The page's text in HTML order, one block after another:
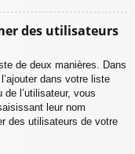
des utilisateurs
de deux manières. Dans
dans votre liste
de l’utilisateur, vous
leur nom
des utilisateurs de votre